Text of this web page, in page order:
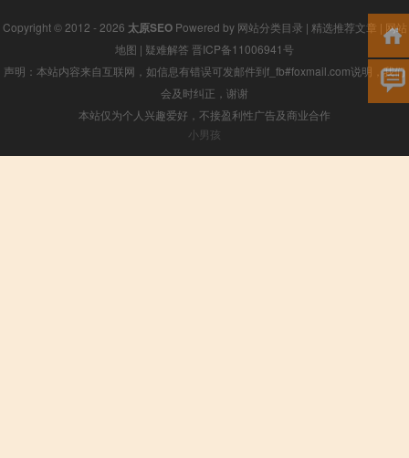
Copyright © 2012 - 2026 太原SEOPowered by 网站分类目录 | 精选推荐文章 | 网站
地图 | 疑难解答 晋ICP备11006941号
声明：本站内容来自互联网，如信息有错误可发邮件到f_fb#foxmail.com说明，我们
会及时纠正，谢谢
本站仅为个人兴趣爱好，不接盈利性广告及商业合作
小男孩